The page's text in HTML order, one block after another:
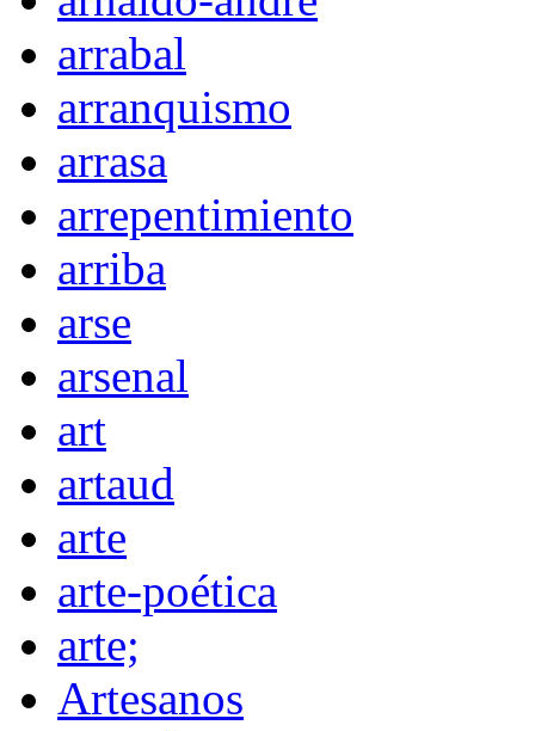
arrabal
arranquismo
arrasa
arrepentimiento
arriba
arse
arsenal
art
artaud
arte
arte-poética
arte;
Artesanos